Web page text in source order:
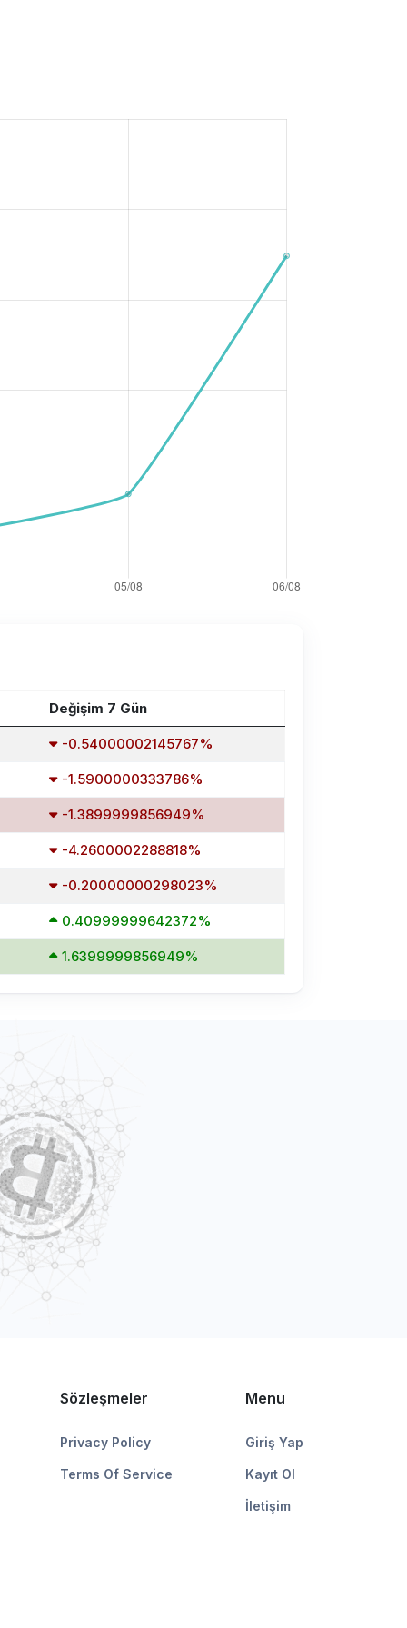
Değişim 7 Gün
-0.54000002145767%
-1.5900000333786%
-1.3899999856949%
-4.2600002288818%
-0.20000000298023%
0.40999999642372%
1.6399999856949%
Sözleşmeler
Privacy Policy
Terms Of Service
Menu
Giriş Yap
Kayıt Ol
İletişim